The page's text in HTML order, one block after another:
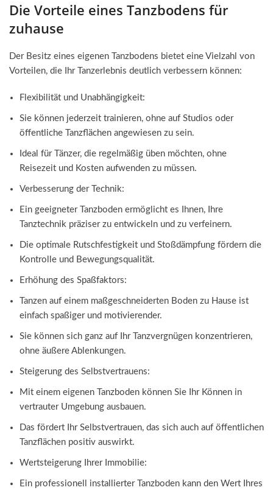
Die Vorteile eines Tanzbodens für
zuhause
Der Besitz eines eigenen Tanzbodens bietet eine Vielzahl von
Vorteilen, die Ihr Tanzerlebnis deutlich verbessern können:
Flexibilität und Unabhängigkeit:
Sie können jederzeit trainieren, ohne auf Studios oder
öffentliche Tanzflächen angewiesen zu sein.
Ideal für Tänzer, die regelmäßig üben möchten, ohne
Reisezeit und Kosten aufwenden zu müssen.
Verbesserung der Technik:
Ein geeigneter Tanzboden ermöglicht es Ihnen, Ihre
Tanztechnik präziser zu entwickeln und zu verfeinern.
Die optimale Rutschfestigkeit und Stoßdämpfung fördern die
Kontrolle und Bewegungsqualität.
Erhöhung des Spaßfaktors:
Tanzen auf einem maßgeschneiderten Boden zu Hause ist
einfach spaßiger und motivierender.
Sie können sich ganz auf Ihr Tanzvergnügen konzentrieren,
ohne äußere Ablenkungen.
Steigerung des Selbstvertrauens:
Mit einem eigenen Tanzboden können Sie Ihr Können in
vertrauter Umgebung ausbauen.
Das fördert Ihr Selbstvertrauen, das sich auch auf öffentlichen
Tanzflächen positiv auswirkt.
Wertsteigerung Ihrer Immobilie:
Ein professionell installierter Tanzboden kann den Wert Ihres